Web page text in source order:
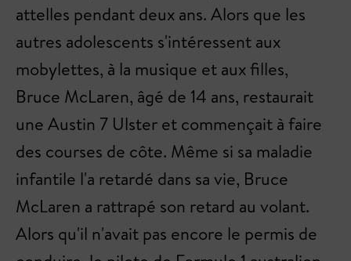
attelles pendant deux ans. Alors que les
autres adolescents s'intéressent aux
mobylettes, à la musique et aux filles,
Bruce McLaren, âgé de 14 ans, restaurait
une Austin 7 Ulster et commençait à faire
des courses de côte. Même si sa maladie
infantile l'a retardé dans sa vie, Bruce
McLaren a rattrapé son retard au volant.
Alors qu'il n'avait pas encore le permis de